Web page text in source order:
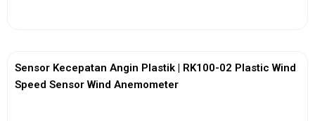
Sensor Kecepatan Angin Plastik | RK100-02 Plastic Wind
Speed Sensor Wind Anemometer